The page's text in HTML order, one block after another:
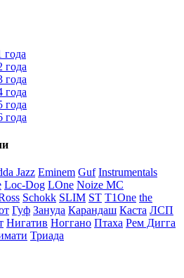
года
года
года
года
года
Jazz Eminem Guf Instrumentals
Loc-Dog LOne Noize MC
Schokk SLIM ST T1One the
Гуф Зануда Карандаш Каста ЛСП
Нигатив Ноггано Птаха Рем Дигга
Триада